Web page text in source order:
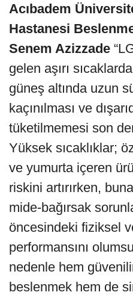
Acıbadem
Hastanesi
Senem Azizzade
gelen aşırı
güneş altında uzun
kaçınılması ve
tüketilmemesi son
Yüksek sıcaklıklar;
ve yumurta içeren
riskini artırırken,
mide-bağırsak
öncesindeki fiziksel
performansını
nedenle hem
beslenmek hem de